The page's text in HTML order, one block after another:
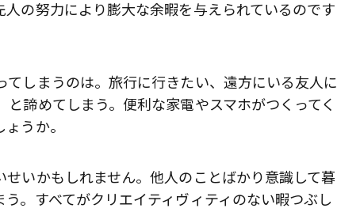
の努力により膨大な余暇を与えられているのです
しまうのは。旅行に行きたい、遠方にいる友人に
諦めてしまう。便利な家電やスマホがつくってく
うか。
いかもしれません。他人のことばかり意識して暮
。すべてがクリエイティヴィティのない暇つぶし